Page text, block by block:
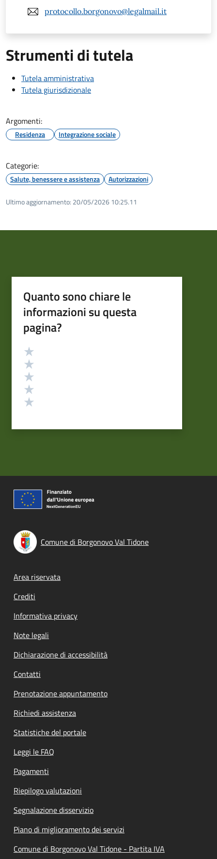
protocollo.borgonovo@legalmail.it
Strumenti di tutela
Tutela amministrativa
Tutela giurisdizionale
Argomenti:
Residenza Integrazione sociale
Categorie:
Salute, benessere e assistenza Autorizzazioni
Ultimo aggiornamento: 20/05/2026 10:25.11
Quanto sono chiare le
informazioni su questa
pagina?
Valutazione
Comune di Borgonovo Val Tidone
Footer menu
Area riservata
Crediti
Informativa privacy
Note legali
Dichiarazione di accessibilità
Contatti
Prenotazione appuntamento
Richiedi assistenza
Statistiche del portale
Leggi le FAQ
Pagamenti
Riepilogo valutazioni
Segnalazione disservizio
Piano di miglioramento dei servizi
Comune di Borgonovo Val Tidone - Partita IVA